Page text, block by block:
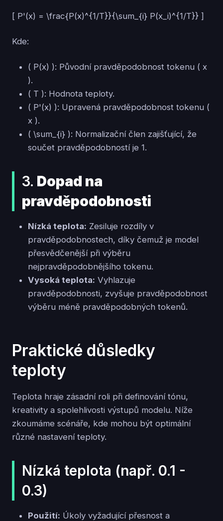
[ P'(x) = \frac{P(x)^{1/T}}{\sum_{i} P(x_i)^{1/T}} ]
Kde:
( P(x) ): Původní pravděpodobnost tokenu ( x
).
( T ): Hodnota teploty.
( P'(x) ): Upravená pravděpodobnost tokenu (
x ).
( \sum_{i} ): Normalizační člen zajišťující, že
součet pravděpodobností je 1.
3. Dopad na
pravděpodobnosti
Nízká teplota: Zesiluje rozdíly v
pravděpodobnostech, díky čemuž je model
přesvědčenější při výběru
nejpravděpodobnějšího tokenu.
Vysoká teplota: Vyhlazuje
pravděpodobnosti, zvyšuje pravděpodobnost
výběru méně pravděpodobných tokenů.
Praktické důsledky
teploty
Teplota hraje zásadní roli při definování tónu,
kreativity a spolehlivosti výstupů modelu. Níže
zkoumáme scénáře, kde mohou být optimální
různé nastavení teploty.
Nízká teplota (např. 0.1 -
0.3)
Použití: Úkoly vyžadující přesnost a